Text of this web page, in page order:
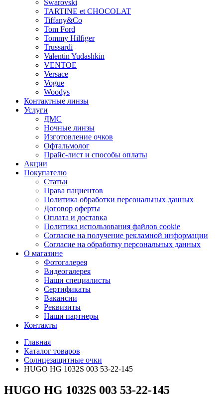
Swarovski
TARTINE et CHOCOLAT
Tiffany&Co
Tom Ford
Tommy Hilfiger
Trussardi
Valentin Yudashkin
VENTOE
Versace
Vogue
Woodys
Контактные линзы
Услуги
ДМС
Ночные линзы
Изготовление очков
Офтальмолог
Прайс-лист и способы оплаты
Акции
Покупателю
Статьи
Права пациентов
Политика обработки персональных данных
Договор оферты
Оплата и доставка
Политика использования файлов cookie
Согласие на получение рекламной информации
Согласие на обработку персональных данных
О магазине
Фотогалерея
Видеогалерея
Наши специалисты
Сертификаты
Вакансии
Реквизиты
Наши партнеры
Контакты
Главная
Каталог товаров
Солнцезащитные очки
HUGO HG 1032S 003 53-22-145
HUGO HG 1032S 003 53-22-145